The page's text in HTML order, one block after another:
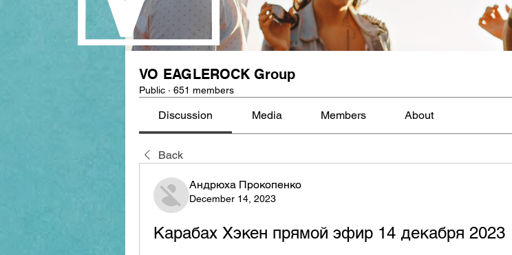
VO EAGLEROCK Group
Public · 651 members
Discussion Media Members About
Back
Андрюха Прокопенко
December 14, 2023
Карабах Хэкен прямой эфир 14 декабря 2023